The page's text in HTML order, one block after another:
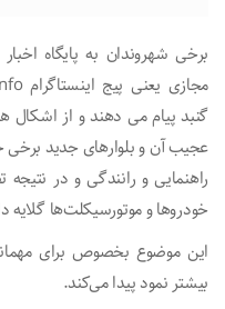
برخی شهروندان به پایگاه
گنبد پیام می دهند و از
عجیب آن و بلوارهای جدید برخی
راهنمایی و رانندگی و در
خودروها و موتورسیکلت‌ها گلایه
این موضوع بخصوص برای
بیشتر نمود پیدا می‌کند.